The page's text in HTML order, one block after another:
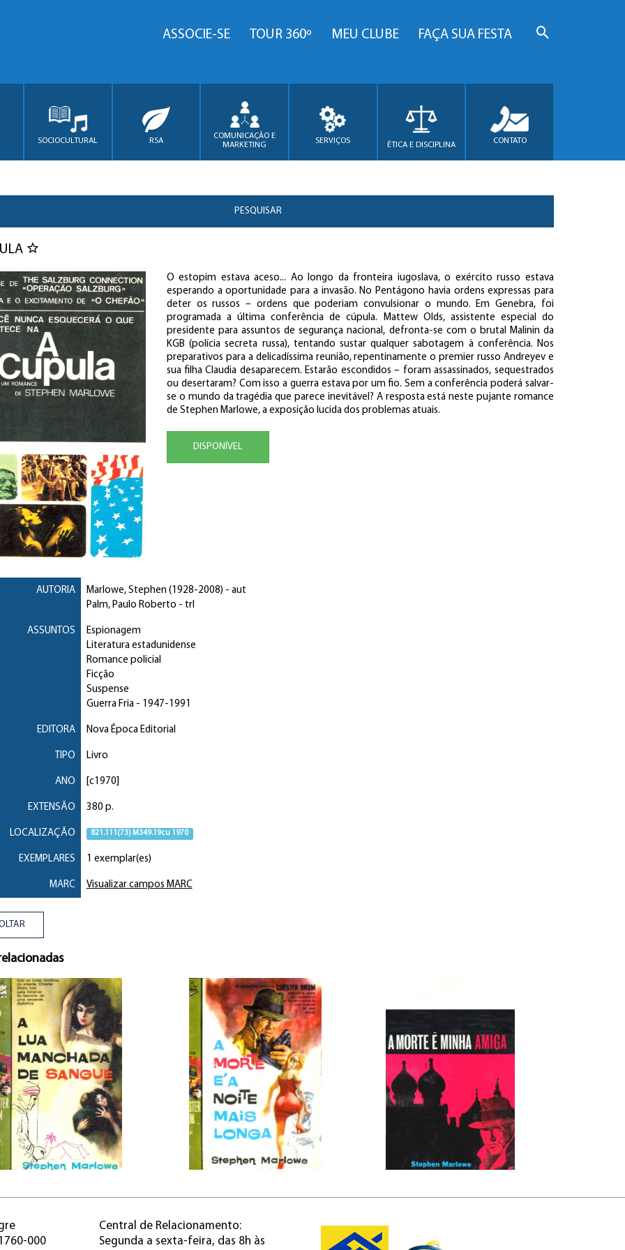
ASSOCIE-SE TOUR 360º MEU CLUBE FAÇA SUA FESTA
SOCIOCULTURAL RSA
COMUNICAÇÃO E
MARKETING
SERVIÇOS ÉTICA E DISCIPLINA CONTATO
PESQUISAR
O estopim estava aceso... Ao longo da fronteira iugoslava, o exército russo estava
esperando a oportunidade para a invasão. No Pentágono havia ordens expressas para
deter os russos – ordens que poderiam convulsionar o mundo. Em Genebra, foi
programada a última conferência de cúpula. Mattew Olds, assistente especial do
presidente para assuntos de segurança nacional, defronta-se com o brutal Malinin da
KGB (polícia secreta russa), tentando sustar qualquer sabotagem à conferência. Nos
preparativos para a delicadíssima reunião, repentinamente o premier russo Andreyev e
sua filha Claudia desaparecem. Estarão escondidos – foram assassinados, sequestrados
ou desertaram? Com isso a guerra estava por um fio. Sem a conferência poderá salvar-
se o mundo da tragédia que parece inevitável? A resposta está neste pujante romance
de Stephen Marlowe, a exposição lucida dos problemas atuais.
DISPONÍVEL
AUTORIA Marlowe, Stephen (1928-2008) - aut
Palm, Paulo Roberto - trl
ASSUNTOS
Espionagem
Literatura estadunidense
Romance policial
Ficção
Suspense
Guerra Fria- 1947-1991
EDITORA Nova Época Editorial
TIPO Livro
ANO [c1970]
EXTENSÃO 380 p.
LOCALIZAÇÃO 821.111(73) M349.19cu 1970
EXEMPLARES 1 exemplar(es)
MARC Visualizar campos MARC
000
Central de Relacionamento:
Segunda a sexta-feira, das 8h às